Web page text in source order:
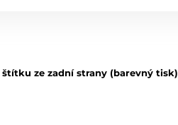
štítku ze zadní strany (barevný tisk)